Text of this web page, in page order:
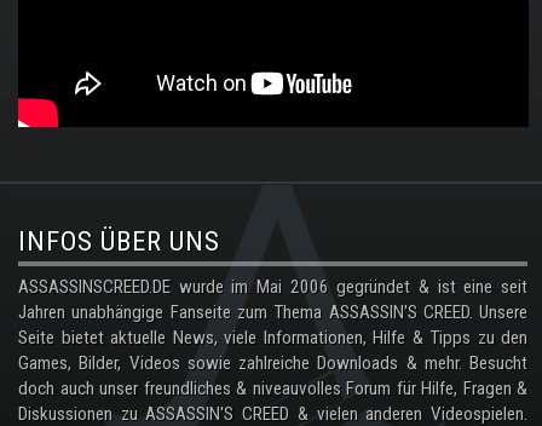
.
INFOS ÜBER UNS
ASSASSINSCREED.DE wurde im Mai 2006 gegründet & ist eine seit
Jahren unabhängige Fanseite zum Thema ASSASSIN'S CREED. Unsere
Seite bietet aktuelle News, viele Informationen, Hilfe & Tipps zu den
Games, Bilder, Videos sowie zahlreiche Downloads & mehr. Besucht
doch auch unser freundliches & niveauvolles Forum für Hilfe, Fragen &
Diskussionen zu ASSASSIN'S CREED & vielen anderen Videospielen.